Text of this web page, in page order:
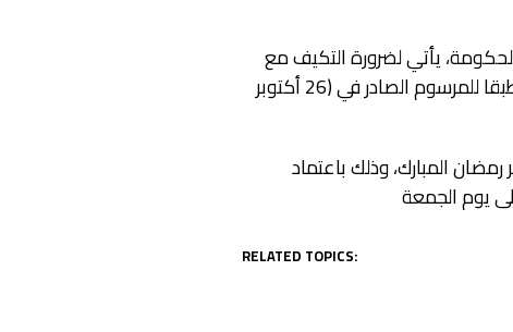
يأتي لضرورة التكيف مع
خصوصيات هذا الشهر الأبرك وما يتطلبه من أجواء ملائمة لأداء وممارسة الشعائر الدينية، وذلك طبقا للمرسوم الصادر في (26 أكتوبر
المبارك، وذلك باعتماد
يوم الجمعة
RELATED TOPICS: